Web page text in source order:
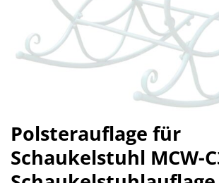
Polsterauflage für
Schaukelstuhl MCW-